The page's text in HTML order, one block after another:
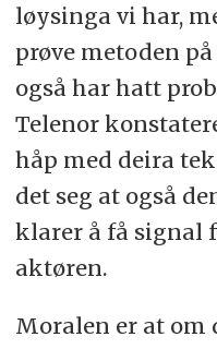
løysinga vi har,
prøve metoden
også har hatt
Telenor
håp med deira
det seg at også
klarer å få signal
aktøren.
Moralen er at